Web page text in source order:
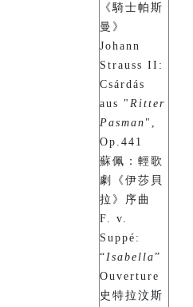
《騎士帕斯
曼》
Johann
Strauss II:
Csárdás
aus " Ritter
Pasman ",
Op.441
蘇佩：輕歌
劇《伊莎貝
拉》序曲
F. v.
Suppé:
“Isabella”
Ouverture
史特拉汶斯